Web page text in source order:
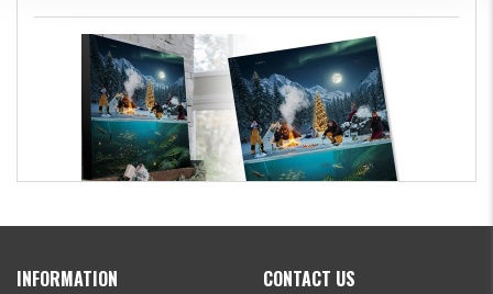
€154.86
INFORMATION CONTACT US